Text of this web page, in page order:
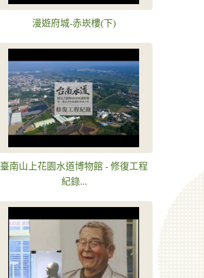
漫遊府城-赤崁樓(下)
臺南山上花園水道博物館 - 修復工程
紀錄...